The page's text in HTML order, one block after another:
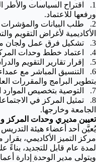
1. اقتراح السياسات والأطر
ورفعها للاعتماد.
2. طلب البيانات والمؤشرات
الأكاديمية لأغراض التقويم
3. تشكيل فرق عمل ولجان متخصصة ضمن نطاق اختصاص المركز.
4. اعتماد خطط وحدات المركز التشغيلية ومبادراته التنفيذية.
5. إقرار تقارير التقويم والدراسات قبل رفعها للجهات المختصة.
6. التنسيق المباشر مع
بتطوير البرامج والمقررات
7. التوصية بتخصيص الموارد اللازمة لتنفيذ مبادرات المركز وبرامجه.
8. تمثيل المركز في
الجامعة وخارجها.
تعيين مديري وحدات المركز
يُعيَّن أحد أعضاء هيئة
مركز التميز الأكاديمي،
لمدة عام قابل للتجديد، بناءً
ويتولى مدير الوحدة إدارة